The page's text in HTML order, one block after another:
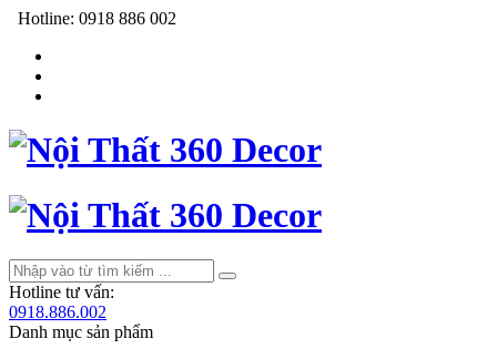
Hotline: 0918 886 002
Hotline tư vấn:
0918.886.002
Danh mục sản phẩm